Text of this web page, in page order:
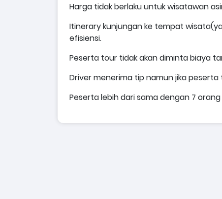
Harga tidak berlaku untuk wisatawan
Itinerary kunjungan ke tempat
efisiensi.
Peserta tour tidak akan diminta biaya
Driver menerima tip namun jika
Peserta lebih dari sama dengan 7